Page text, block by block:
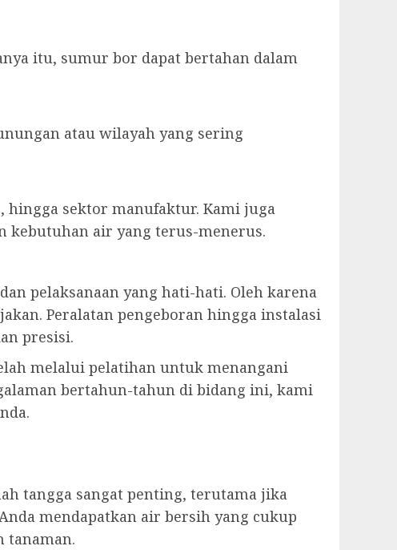
itu, sumur bor dapat bertahan dalam
atau wilayah yang sering
hingga sektor manufaktur. Kami juga
kebutuhan air yang terus-menerus.
pelaksanaan yang hati-hati. Oleh karena
Peralatan pengeboran hingga instalasi
presisi.
melalui pelatihan untuk menangani
bertahun-tahun di bidang ini, kami
tangga sangat penting, terutama jika
mendapatkan air bersih yang cukup
tanaman.